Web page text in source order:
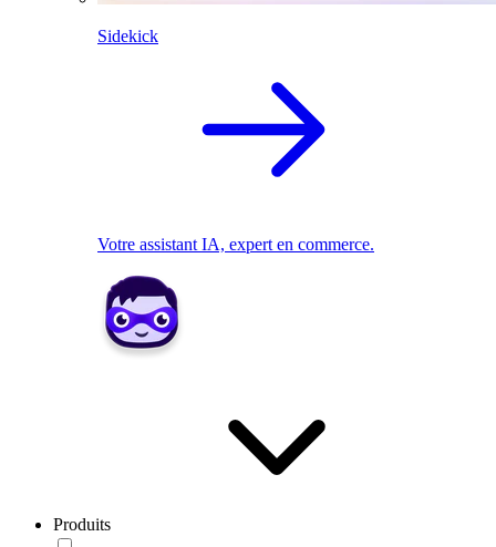
Sidekick
Votre assistant IA, expert en commerce.
Produits